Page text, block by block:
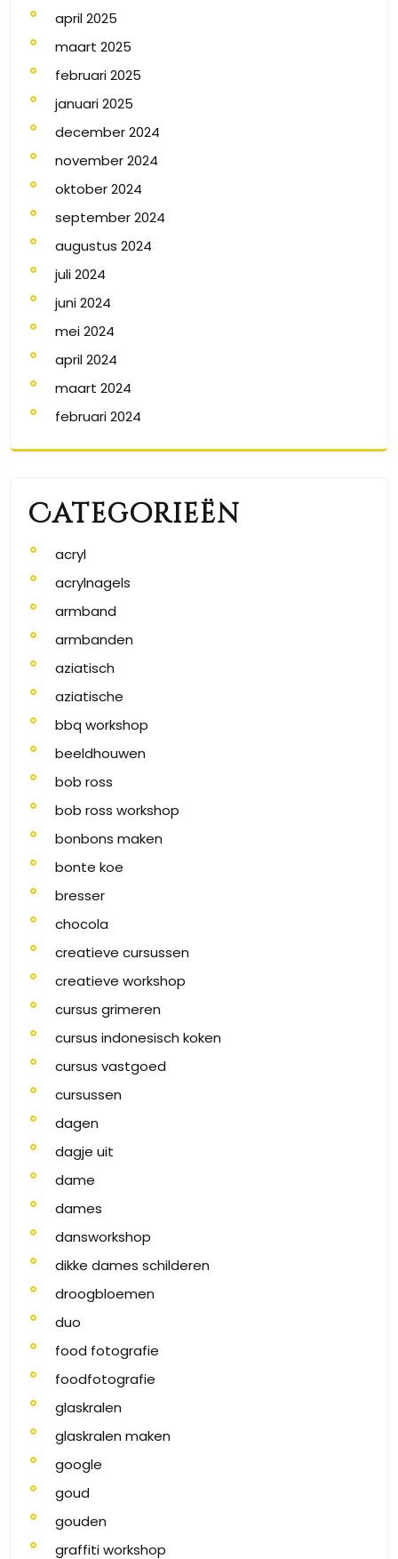
april 2025
maart 2025
februari 2025
januari 2025
december 2024
november 2024
oktober 2024
september 2024
augustus 2024
juli 2024
juni 2024
mei 2024
april 2024
maart 2024
februari 2024
Categorieën
acryl
acrylnagels
armband
armbanden
aziatisch
aziatische
bbq workshop
beeldhouwen
bob ross
bob ross workshop
bonbons maken
bonte koe
bresser
chocola
creatieve cursussen
creatieve workshop
cursus grimeren
cursus indonesisch koken
cursus vastgoed
cursussen
dagen
dagje uit
dame
dames
dansworkshop
dikke dames schilderen
droogbloemen
duo
food fotografie
foodfotografie
glaskralen
glaskralen maken
google
goud
gouden
graffiti workshop